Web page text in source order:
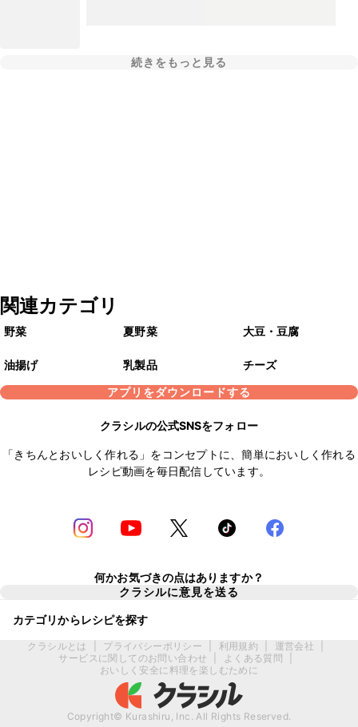
続きをもっと見る
関連カテゴリ
野菜 夏野菜 大豆・豆腐
油揚げ 乳製品
チーズ
アプリをダウンロードする
クラシルの公式SNSをフォロー
「きちんとおいしく作れる」をコンセプトに、簡単においしく作れる
レシピ動画を毎日配信しています。
何かお気づきの点はありますか？
クラシルに意見を送る
カテゴリからレシピを探す
クラシルとは プライバシーポリシー 利用規約 運営会社
サービスに関してのお問い合わせ
よくある質問
おいしく安全に料理を楽しむために
Copyright© Kurashiru, Inc. All Rights Reserved.